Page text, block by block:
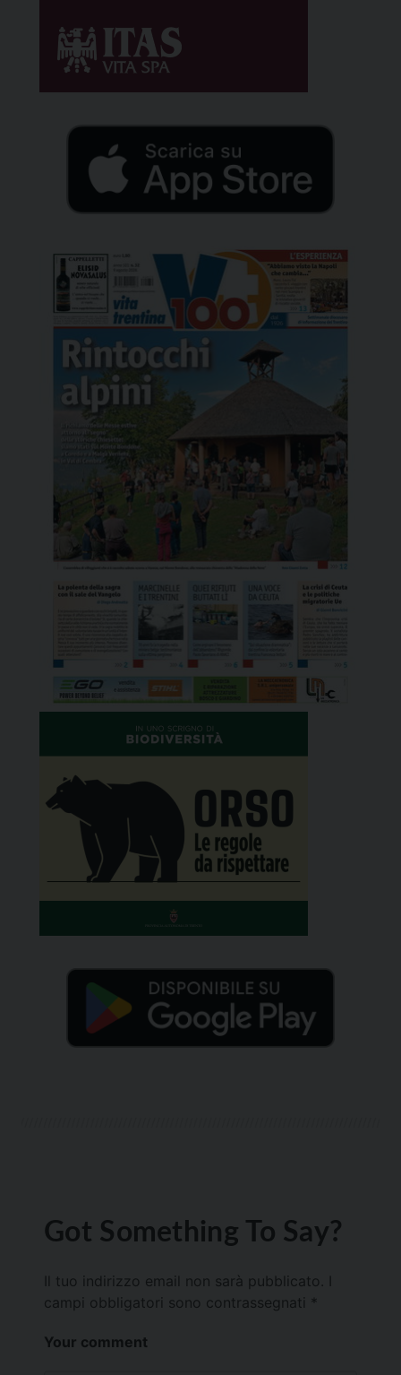
Got Something To Say?
Il tuo indirizzo email non sarà pubblicato.
campi obbligatori sono contrassegnati *
Your comment